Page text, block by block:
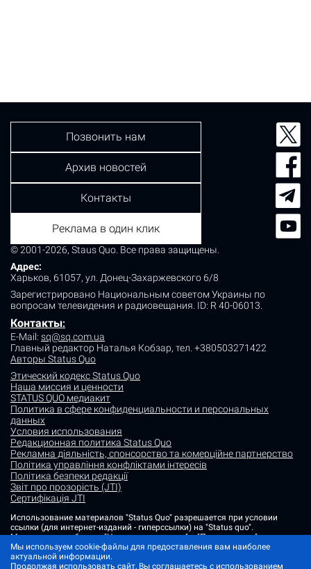
© 2001-2026, Staus Quo. Все права защищены.
Адрес:
Харьков, 61057, ул. Донец-Захаржевского 6/8
Зарегистрировано Национальным советом Украины по
вопросам телевидения и радиовещания. ID: R 40-06013.
Контакты:
E-Mail: sq@sq.com.ua
Главный редактор Наталья Кобзар, тел. +380503271422
Авторы Status Quo
Этический кодекс Status Quo
Наша миссия и ценности
STATUS QUO медиакит
Политика в сфере конфиденциальности и персональных
данных
Условия использования
Редакционная политика Status Quo
Рекламна діяльність, спонсорство та комерційне партнерство
Політика управління конфліктами інтересів
Політика безпеки редакції
Звіт про прозорість (JTI)
Сертифікація JTI
Позвонить нам
Архив новостей
Контакты
Реклама в один клик
Использование материалов "Status Quo" разрешается при условии
ссылки (для интернет-изданий - гиперссылки) на "Status quo".
Материалы в рубриках "Новости партнеров" и "Пресс-релизы"
размещаются на правах рекламы или в рамках некоммерческого
партнерства.
Мы используем cookie-файлы для предоставления вам наиболее
актуальной информации.
Продолжая использовать сайт, Вы соглашаетесь с использованием